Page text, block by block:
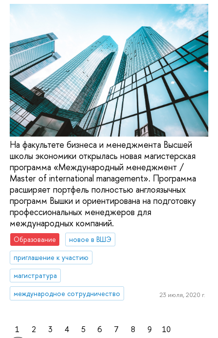
На факультете бизнеса и менеджмента Высшей
школы экономики открылась новая магистерская
программа «Международный менеджмент /
Master of international management». Программа
расширяет портфель полностью англоязычных
программ Вышки и ориентирована на подготовку
профессиональных менеджеров для
международных компаний.
Образование
новое в ВШЭ
приглашение к участию
магистратура
международное сотрудничество
23 июля, 2020 г.
1 2 3 4 5 6 7 8 9
10